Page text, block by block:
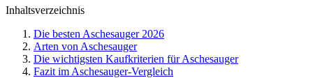
Inhaltsverzeichnis
Die besten Aschesauger 2026
Arten von Aschesauger
Die wichtigsten Kaufkriterien für Aschesauger
Fazit im Aschesauger-Vergleich